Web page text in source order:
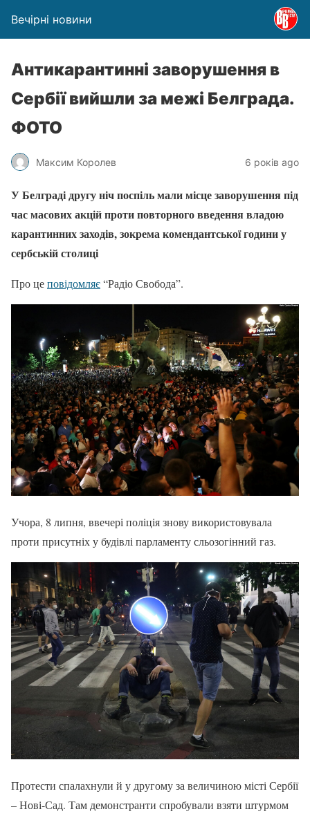
Вечірні новини
Антикарантинні заворушення в
Сербії вийшли за межі Белграда.
ФОТО
Максим Королев 6 років ago
У Белграді другу ніч поспіль мали місце заворушення під
час масових акцій проти повторного введення владою
карантинних заходів, зокрема комендантської години у
сербській столиці
Про цеповідомляє“Радіо Свобода”.
Учора, 8 липня, ввечері поліція знову використовувала
проти присутніх у будівлі парламенту сльозогінний газ.
Протести спалахнули й у другому за величиною місті Сербії
– Нові-Сад. Там демонстранти спробували взяти штурмом